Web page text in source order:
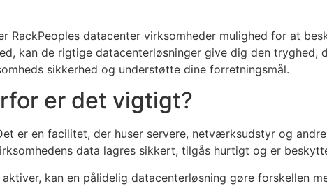
datacenter virksomheder mulighed for at
kan de rigtige datacenterløsninger give dig den
sikkerhed og understøtte dine forretningsmål.
er det vigtigt?
er en facilitet, der huser servere, netværksudstyr og
data lagres sikkert, tilgås hurtigt og er
kan en pålidelig datacenterløsning gøre forskellen